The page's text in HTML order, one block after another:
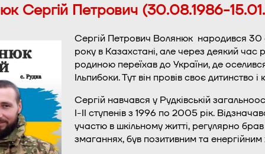
Сергій Петрович (30.08.1986-
Сергій Петрович Волянюк народився 30
року в Казахстані, але через деякий час
родиною переїхав до України, де
Ільпибоки. Тут він провів своє дитинство і
Сергій навчався у Рудківській
І-ІІ ступенів з 1996 по 2005 рік.
участю в шкільному житті, регулярно
змаганнях, був позитивним та